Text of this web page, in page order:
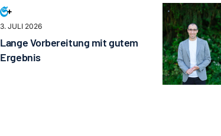
3. JULI 2026
Lange Vorbereitung mit gutem
Ergebnis